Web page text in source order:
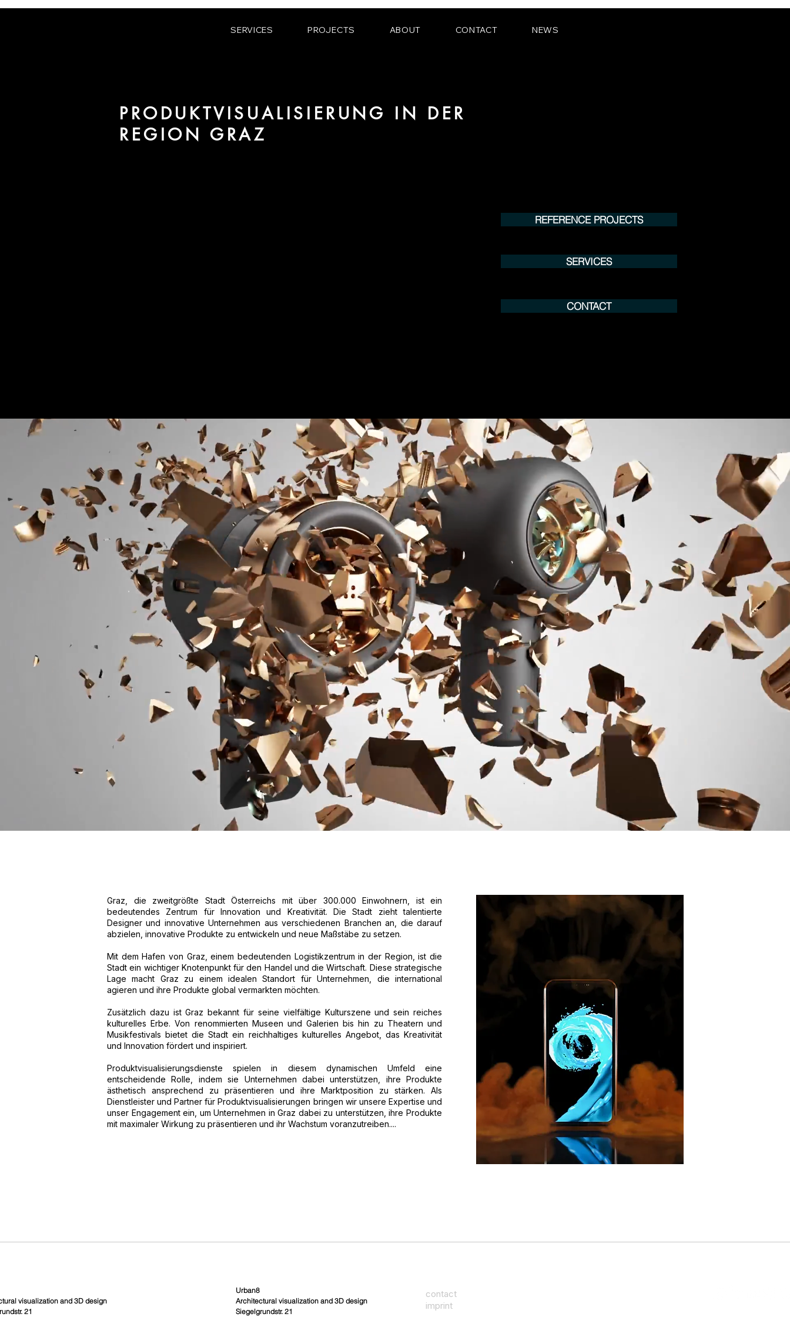
SERVICES PROJECTS ABOUT CONTACT NEWS
PRODUKTVISUALISIERUNG IN DER
REGION GRAZ
CONTACT
SERVICES
REFERENCE PROJECTS
Graz, die zweitgrößte Stadt Österreichs mit über 300.000 Einwohnern, ist ein
bedeutendes Zentrum für Innovation und Kreativität. Die Stadt zieht talentierte
Designer und innovative Unternehmen aus verschiedenen Branchen an, die darauf
abzielen, innovative Produkte zu entwickeln und neue Maßstäbe zu setzen.
Mit dem Hafen von Graz, einem bedeutenden Logistikzentrum in der Region, ist die
Stadt ein wichtiger Knotenpunkt für den Handel und die Wirtschaft. Diese strategische
Lage macht Graz zu einem idealen Standort für Unternehmen, die international
agieren und ihre Produkte global vermarkten möchten.
Zusätzlich dazu ist Graz bekannt für seine vielfältige Kulturszene und sein reiches
kulturelles Erbe. Von renommierten Museen und Galerien bis hin zu Theatern und
Musikfestivals bietet die Stadt ein reichhaltiges kulturelles Angebot, das Kreativität
und Innovation fördert und inspiriert.
Produktvisualisierungsdienste spielen in diesem dynamischen Umfeld eine
entscheidende Rolle, indem sie Unternehmen dabei unterstützen, ihre Produkte
ästhetisch ansprechend zu präsentieren und ihre Marktposition zu stärken. Als
Dienstleister und Partner für Produktvisualisierungen bringen wir unsere Expertise und
unser Engagement ein, um Unternehmen in Graz dabei zu unterstützen, ihre Produkte
mit maximaler Wirkung zu präsentieren und ihr Wachstum voranzutreiben....
visualization and 3D design
21
Urban8
Architectural visualization and 3D design
Siegelgrundstr. 21
contact
imprint